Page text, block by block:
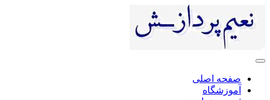
صفحه اصلی
آموزشگاه